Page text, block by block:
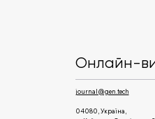
та стала
Онлайн-
journal@gen.tech
04080, Україна,